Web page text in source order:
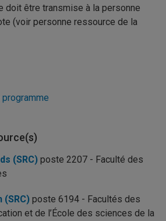
doit être transmise à la personne
(voir personne ressource de la
(SRC) poste 2207 - Faculté des
(SRC) poste 6194 - Facultés des
et de l’École des sciences de la